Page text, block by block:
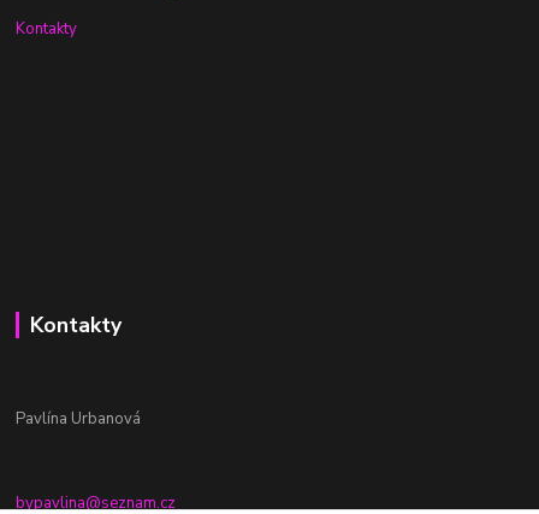
Kontakty
Kontakty
Pavlína Urbanová
bypavlina@seznam.cz